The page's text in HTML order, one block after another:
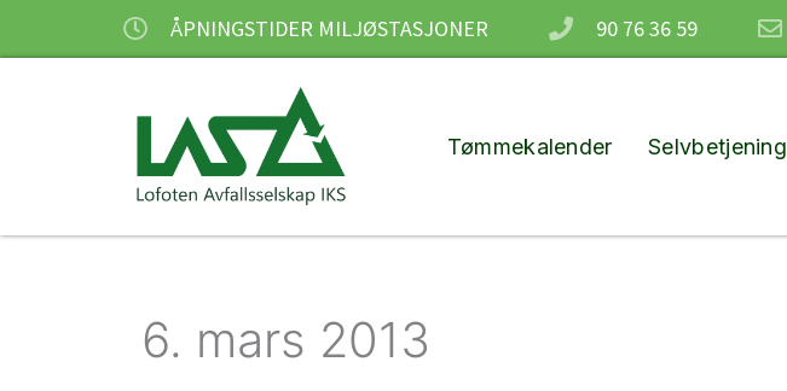
ÅPNINGSTIDER MILJØSTASJONER 90 76 36 59
Tømmekalender Selvbetjening
6. mars 2013